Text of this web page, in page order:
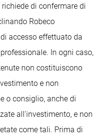
di confermare di
Robeco
accesso effettuato da
In ogni caso,
non costituiscono
e non
o consiglio, anche di
all'investimento, e non
come tali. Prima di